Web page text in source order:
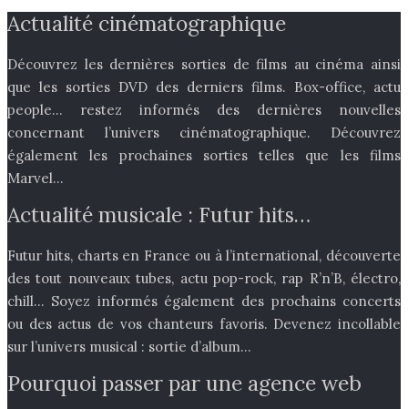
Actualité cinématographique
Découvrez les dernières sorties de films au cinéma ainsi
que les sorties DVD des derniers films. Box-office, actu
people… restez informés des dernières nouvelles
concernant l’univers cinématographique. Découvrez
également les prochaines sorties telles que les films
Marvel…
Actualité musicale : Futur hits…
Futur hits, charts en France ou à l’international, découverte
des tout nouveaux tubes, actu pop-rock, rap R’n’B, électro,
chill… Soyez informés également des prochains concerts
ou des actus de vos chanteurs favoris. Devenez incollable
sur l’univers musical : sortie d’album…
Pourquoi passer par une agence web